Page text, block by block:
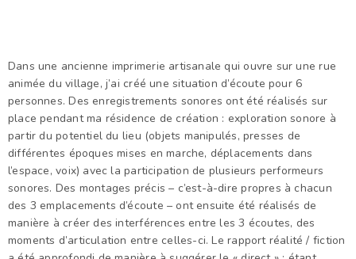
Dans une ancienne imprimerie artisanale qui ouvre sur une rue
animée du village, j’ai créé une situation d’écoute pour 6
personnes. Des enregistrements sonores ont été réalisés sur
place pendant ma résidence de création : exploration sonore à
partir du potentiel du lieu (objets manipulés, presses de
différentes époques mises en marche, déplacements dans
l’espace, voix) avec la participation de plusieurs performeurs
sonores. Des montages précis – c’est-à-dire propres à chacun
des 3 emplacements d’écoute – ont ensuite été réalisés de
manière à créer des interférences entre les 3 écoutes, des
moments d’articulation entre celles-ci. Le rapport réalité / fiction